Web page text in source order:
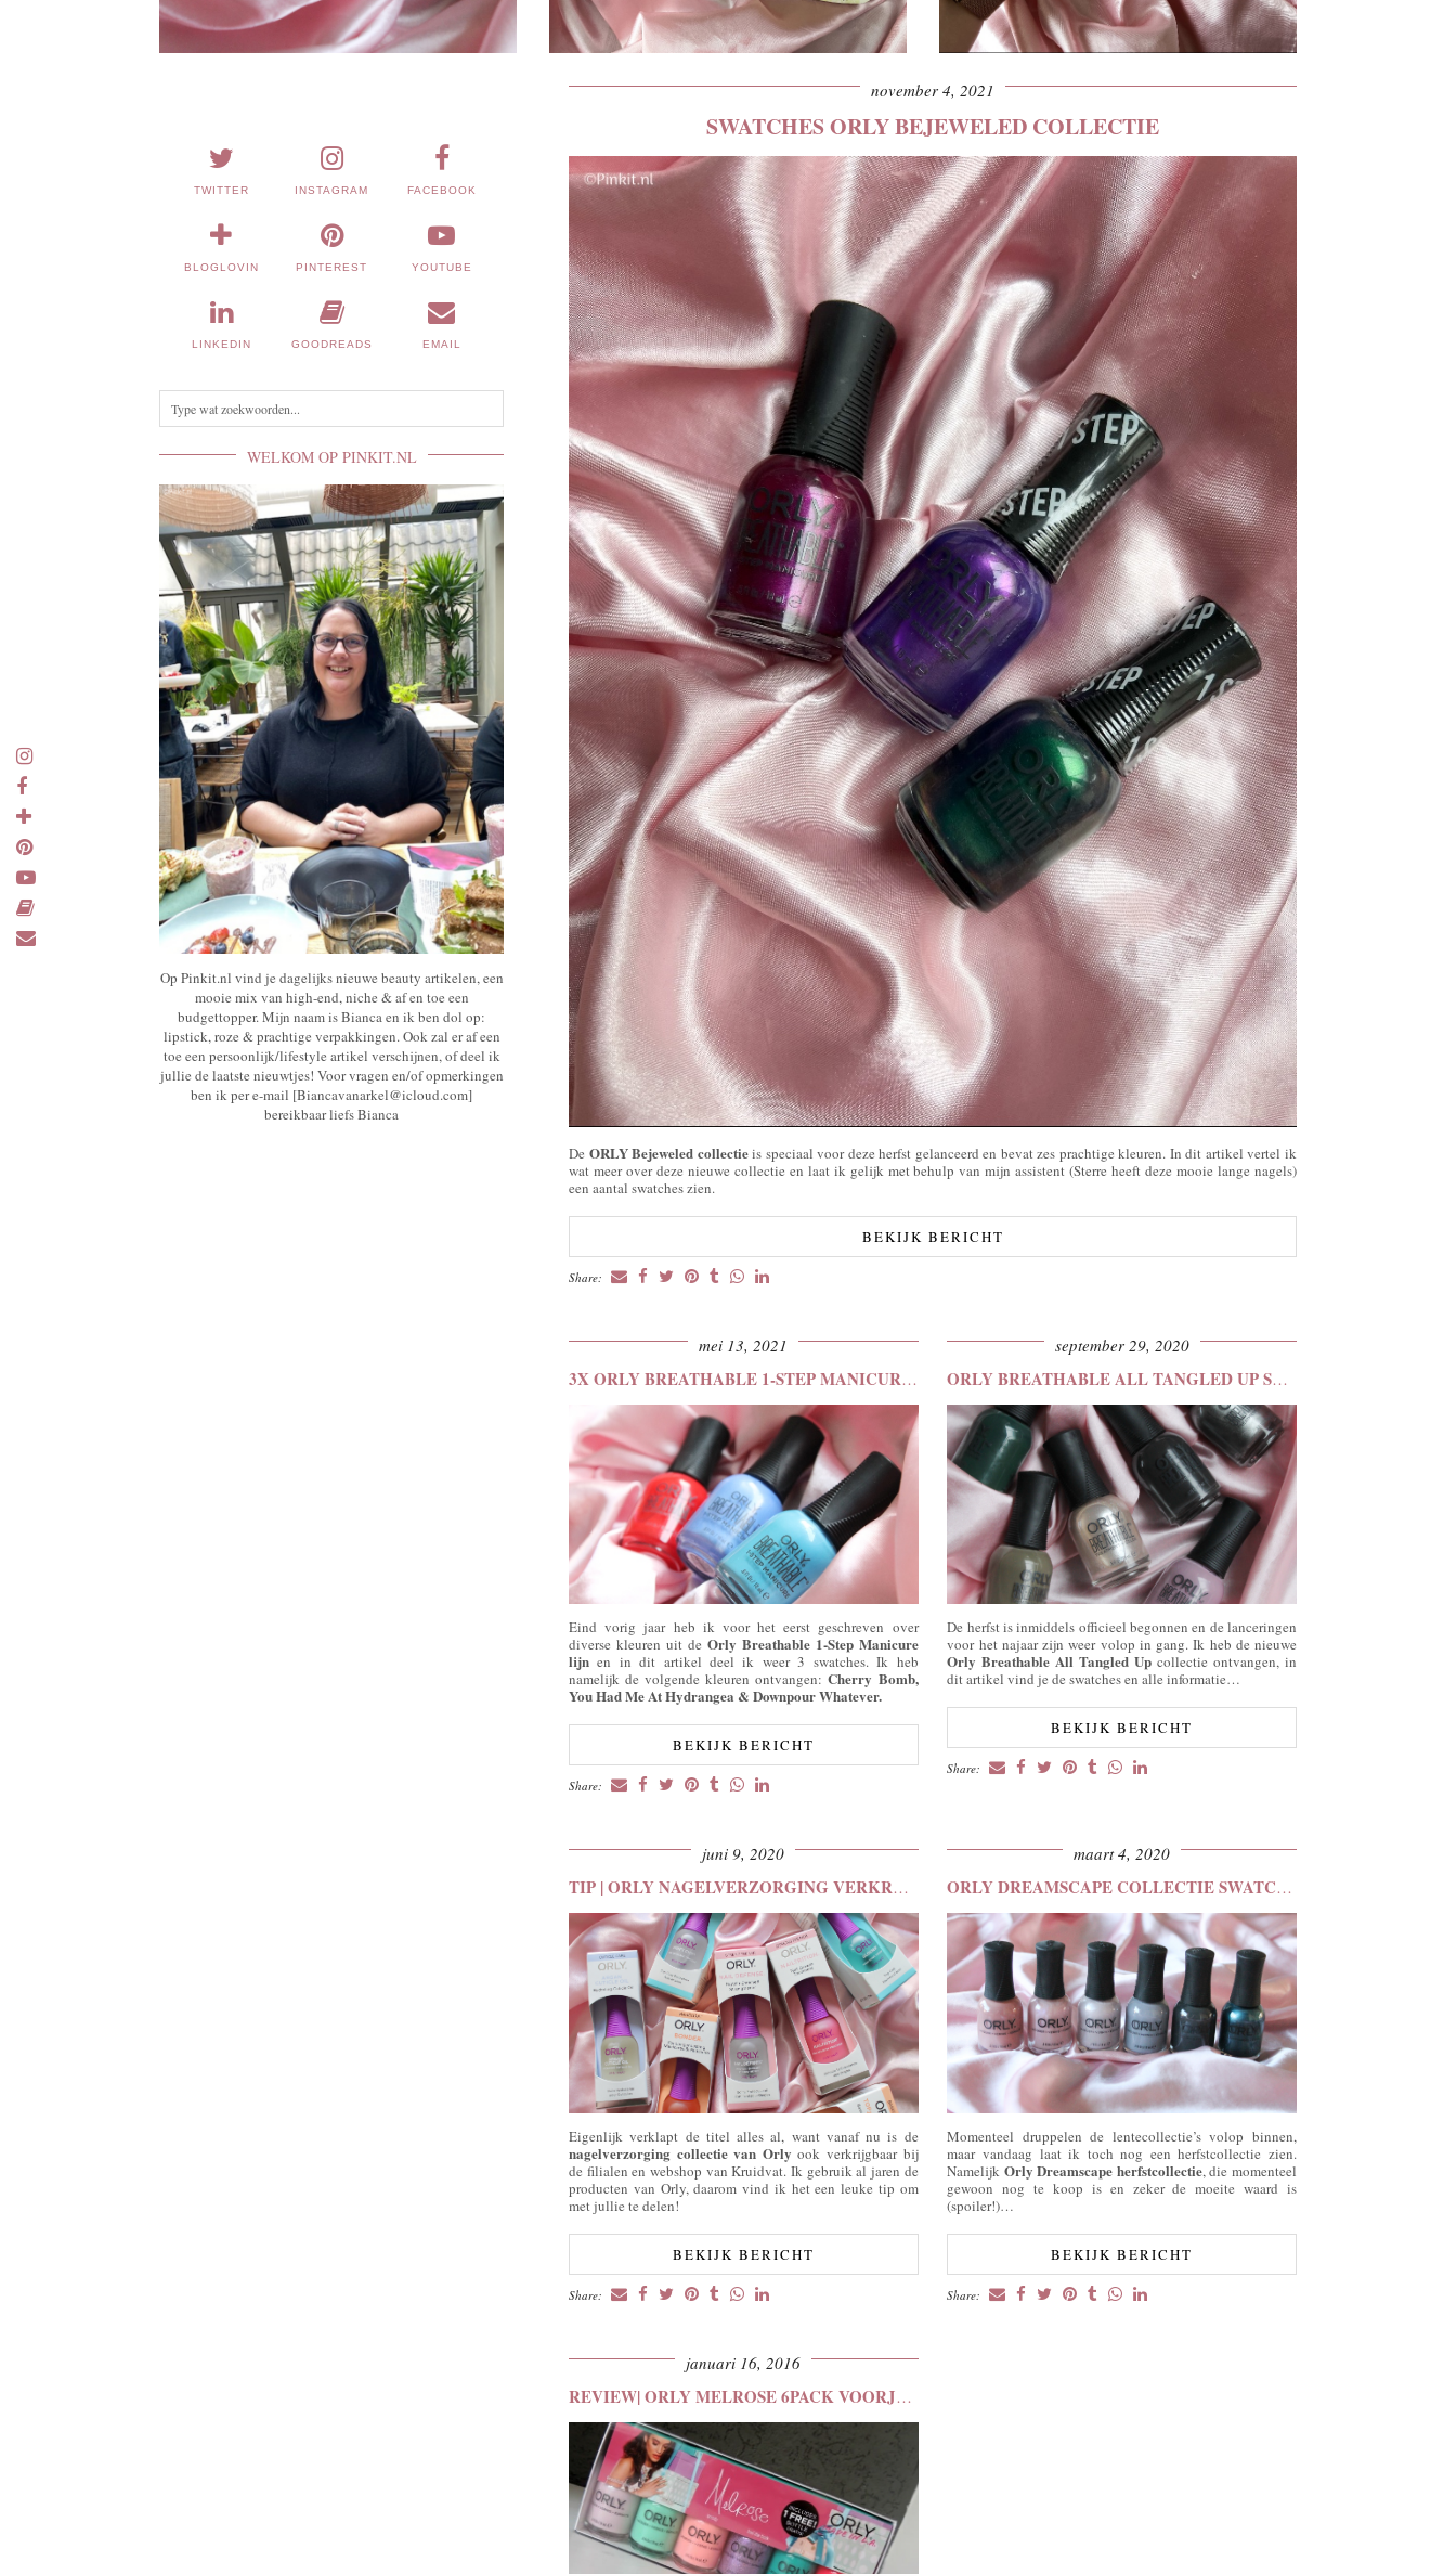
november 4, 2021
SWATCHES ORLY BEJEWELED COLLECTIE
De ORLY Bejeweled collectieis speciaal voor deze herfst gelanceerd en bevat zes prachtige kleuren. In dit artikel vertel ik
wat meer over deze nieuwe collectie en laat ik gelijk met behulp van mijn assistent (Sterre heeft deze mooie lange nagels)
een aantal swatches zien.
BEKIJK BERICHT
Share:
mei 13, 2021
3X ORLY BREATHABLE 1-STEP MANICURE SWATCHES
Eind vorig jaar heb ik voor het eerst geschreven over
diverse kleuren uit de Orly Breathable 1-Step Manicure
lijnen in dit artikel deel ik weer 3 swatches. Ik heb
namelijk de volgende kleuren ontvangen:Cherry Bomb,
You Had Me At Hydrangea & Downpour Whatever.
BEKIJK BERICHT
Share:
september 29, 2020
ORLY BREATHABLE ALL TANGLED UP SWATCHES
De herfst is inmiddels officieel begonnen en de lanceringen
voor het najaar zijn weer volop in gang. Ik heb de nieuwe
Orly Breathable All Tangled Up collectie ontvangen, in
dit artikel vind je de swatches en alle informatie…
BEKIJK BERICHT
Share:
juni 9, 2020
TIP | ORLY NAGELVERZORGING VERKRIJGBAAR BIJ KRUIDVAT
Eigenlijk verklapt de titel alles al, want vanaf nu is de
nagelverzorging collectie van Orlyook verkrijgbaar bij
de filialen en webshop van Kruidvat. Ik gebruik al jaren de
producten van Orly, daarom vind ik het een leuke tip om
met jullie te delen!
BEKIJK BERICHT
Share:
maart 4, 2020
ORLY DREAMSCAPE COLLECTIE SWATCHES
Momenteel druppelen de lentecollectie’s volop binnen,
maar vandaag laat ik toch nog een herfstcollectie zien.
Namelijk Orly Dreamscape herfstcollectie, die momenteel
gewoon nog te koop is en zeker de moeite waard is
(spoiler!)…
BEKIJK BERICHT
Share:
januari 16, 2016
REVIEW| ORLY MELROSE 6PACK VOORJAARSCOLLECTIE 2016
TWITTER INSTAGRAM FACEBOOK
BLOGLOVIN PINTEREST YOUTUBE
LINKEDIN GOODREADS EMAIL
WELKOM OP PINKIT.NL
Op Pinkit.nl vind je dagelijks nieuwe beauty artikelen, een
mooie mix van high-end, niche & af en toe een
budgettopper. Mijn naam is Bianca en ik ben dol op:
lipstick, roze & prachtige verpakkingen. Ook zal er af een
toe een persoonlijk/lifestyle artikel verschijnen, of deel ik
jullie de laatste nieuwtjes! Voor vragen en/of opmerkingen
ben ik per e-mail [Biancavanarkel@icloud.com]
bereikbaar liefs Bianca